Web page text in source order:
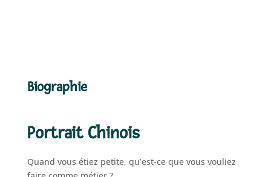
Biographie
Portrait Chinois
Quand vous étiez petite, qu’est-ce que vous vouliez